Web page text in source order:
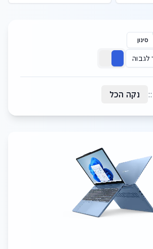
סינון
לגבוה
נקה הכל